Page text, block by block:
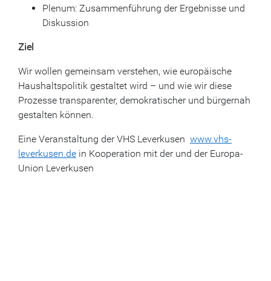
Plenum: Zusammenführung der Ergebnisse und
Diskussion
Ziel
Wir wollen gemeinsam verstehen, wie europäische
Haushaltspolitik gestaltet wird – und wie wir diese
Prozesse transparenter, demokratischer und bürgernah
gestalten können.
Eine Veranstaltung der VHS Leverkusen www.vhs-
leverkusen.de in Kooperation mit der und der Europa-
Union Leverkusen